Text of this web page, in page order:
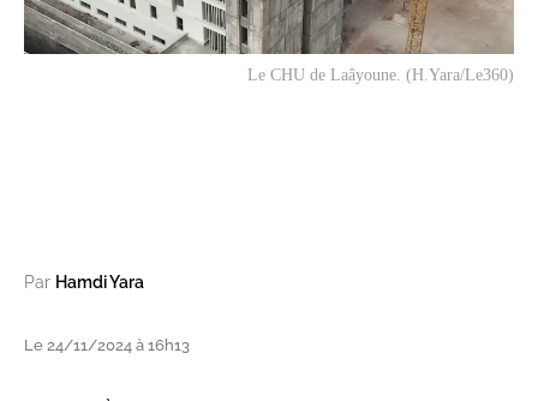
Le CHU de Laâyoune. (H.Yara/Le360)
Par Hamdi Yara
Le 24/11/2024 à 16h13